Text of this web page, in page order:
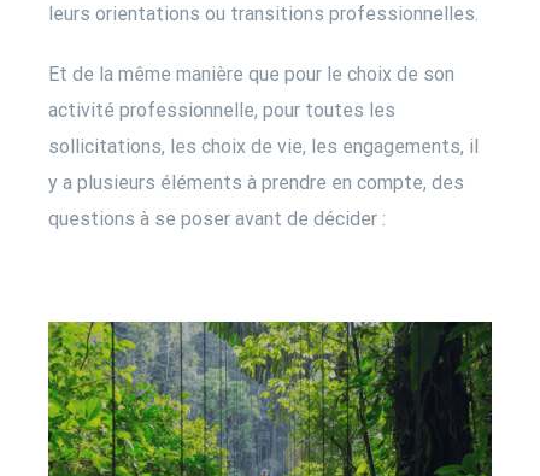
leurs orientations ou transitions professionnelles.
Et de la même manière que pour le choix de son
activité professionnelle, pour toutes les
sollicitations, les choix de vie, les engagements, il
y a plusieurs éléments à prendre en compte, des
questions à se poser avant de décider :